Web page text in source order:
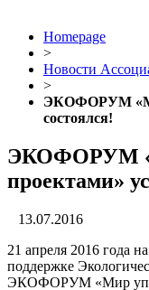
Homepage
>
Новости
>
ЭКОФОРУМ
состоялся!
ЭКОФОРУМ
проектами»
13.07.2016
21 апреля 2016 года
поддержке
ЭКОФОРУМ «Мир